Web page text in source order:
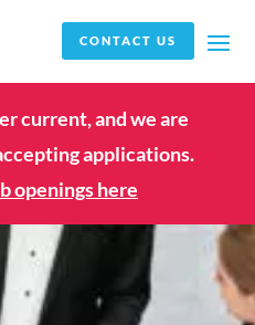
CONTACT US
current, and we are
applications.
openings here